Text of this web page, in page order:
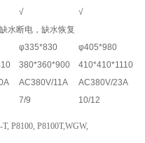
√
√
水断电，缺水恢复
φ335*830
φ405*980
380*360*900
410*410*1110
AC380V/11A
AC380V/23A
7/9
10/12
P8100, P8100T,WGW,